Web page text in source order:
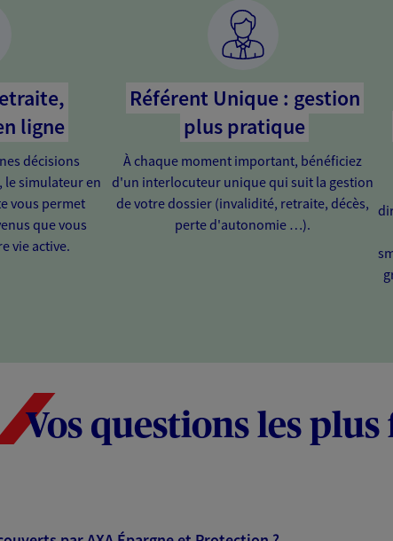
ligne
décisions
simulateur en
vous permet
que vous
vie active.
Référent Unique : gestion
plus pratique
À chaque moment important, bénéficiez
d'un interlocuteur unique qui suit la gestion
de votre dossier (invalidité, retraite, décès,
perte d'autonomie …).
Vos questions les